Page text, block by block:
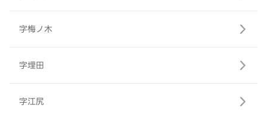
字梅ノ木
字埋田
字江尻